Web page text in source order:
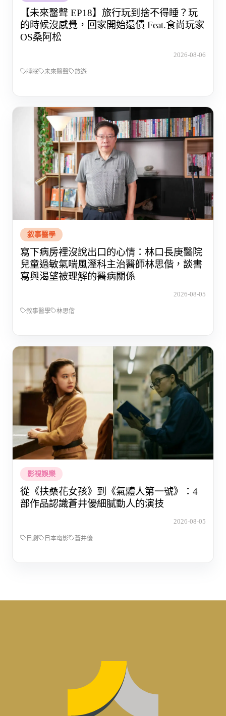
【未來醫聲 EP18】旅行玩到捨不得睡？玩
的時候沒感覺，回家開始還債 Feat.食尚玩家
OS桑阿松
2026-08-06
睡眠 未來醫聲 旅遊
敘事醫學
寫下病房裡沒說出口的心情：林口長庚醫院
兒童過敏氣喘風溼科主治醫師林思偕，談書
寫與渴望被理解的醫病關係
2026-08-05
敘事醫學 林思偕
影視娛樂
從《扶桑花女孩》到《氣體人第一號》：4
部作品認識蒼井優細膩動人的演技
2026-08-05
日劇 日本電影 蒼井優